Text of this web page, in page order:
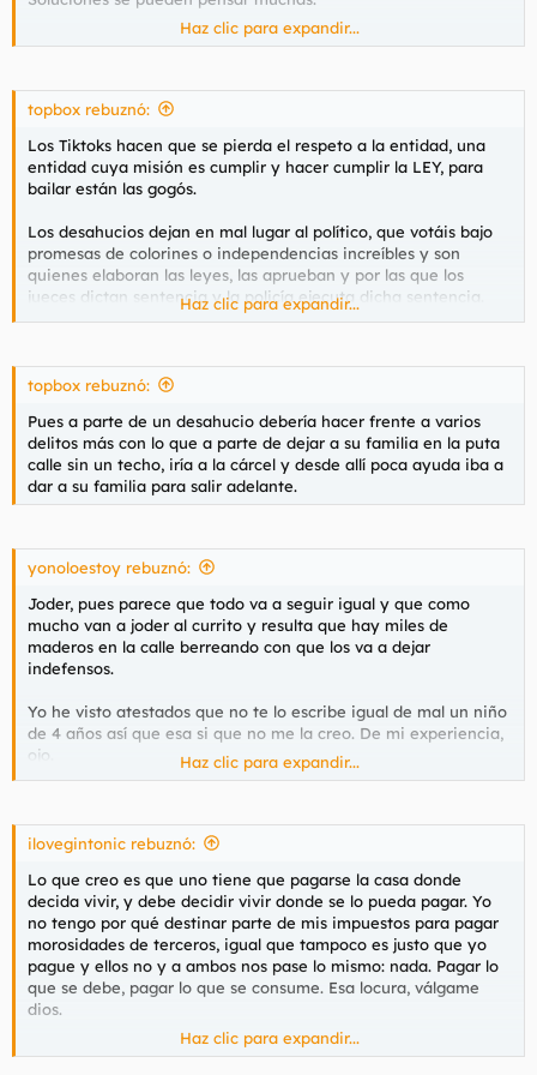
www.eldiario.es
Y la solución es echarlos a la calle? No se te ocurre cualquier
otra forma? Desde cuando el beneficio económico, por
legítimo que sea, a tener una familia en la calle? Es decir, no
hablo de gente que no quiere pagar. Hablo de gente que se ha
pensáis es que pobre el que no cobra el alquiler? Pero que
clase de valores os enseñaron en casa?
Ahora dale la vuelta a tu pregunta. ¿La solución es que el
otros grandes propietarios te dejo a tí que idees una solución.
Y respecto a que el gobierno cargue con esas deudas, pues
tampoco me parece correcto, porque este país ya regala
golpe de arcas públicas.
Por mi que se endeuden con el estado. Que les hagan un
descuento por pronto pago, como con las multas de tráfico, y si
no, pues a pagar dentro de X años el alquiler que no estás
como queráis.
Haz clic para expandir...
topbox rebuznó:
Los Tiktoks hacen que se pierda el respeto a la entidad, una
entidad cuya misión es cumplir y hacer cumplir la LEY, para
bailar están las gogós.
Los desahucios dejan en mal lugar al político, que votáis bajo
promesas de colorines o independencias increíbles y son
quienes elaboran las leyes, las aprueban y por las que los
jueces dictan sentencia y la policía ejecuta dicha sentencia.
Haz clic para expandir...
topbox rebuznó:
Pues a parte de un desahucio debería hacer frente a varios
delitos más con lo que a parte de dejar a su familia en la puta
calle sin un techo, iría a la cárcel y desde allí poca ayuda iba a
dar a su familia para salir adelante.
yonoloestoy rebuznó:
Joder, pues parece que todo va a seguir igual y que como
mucho van a joder al currito y resulta que hay miles de
maderos en la calle berreando con que los va a dejar
indefensos.
Yo he visto atestados que no te lo escribe igual de mal un niño
de 4 años así que esa si que no me la creo. De mi experiencia,
ojo.
que hay que recordar una cosa. Un alquiler es una inversión,
Otra cosa es que esté amparada ese riesgo legalmente cuando
sale mal. Lo cual no es verdad. El problema son los tiempos
pero no la ley.
Te lo compro todo. Es más, a los grandes propietarios
expropiación o forzar que tengan una parte importante en
precios de VPO. Que esa es otra, los desahucios no vienen la
mayoría de las veces por caras sino por el desfase de los
Haz clic para expandir...
ilovegintonic rebuznó:
Lo que creo es que uno tiene que pagarse la casa donde
decida vivir, y debe decidir vivir donde se lo pueda pagar. Yo
no tengo por qué destinar parte de mis impuestos para pagar
morosidades de terceros, igual que tampoco es justo que yo
pague y ellos no y a ambos nos pase lo mismo: nada. Pagar lo
que se debe, pagar lo que se consume. Esa locura, válgame
dios.
No se trata de proteger al dueño del piso (que sus derechos
Haz clic para expandir...